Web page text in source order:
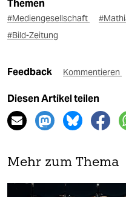
Themen
#Mediengesellschaft
#Bild-Zeitung
Feedback Kommentieren
Diesen Artikel teilen
Mehr zum Thema